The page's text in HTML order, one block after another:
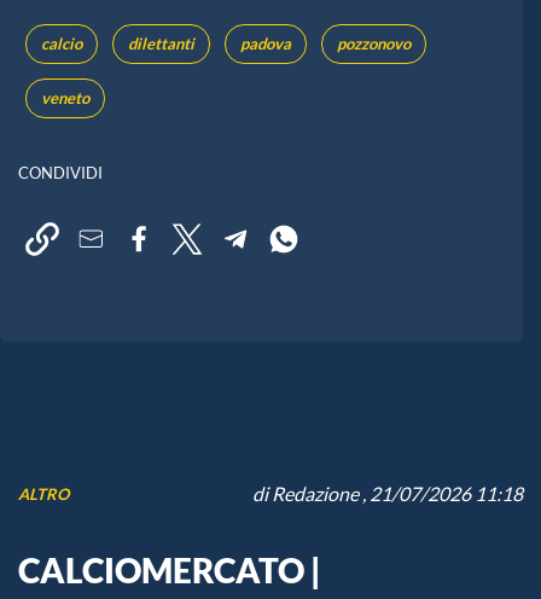
calcio dilettanti padova pozzonovo
veneto
CONDIVIDI
ALTRO diRedazione, 21/07/2026 11:18
CALCIOMERCATO |